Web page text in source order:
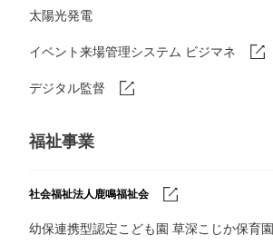
太陽光発電
イベント来場管理システム ビジマネ
デジタル監督
福祉事業
社会福祉法人鹿鳴福祉会
幼保連携型認定こども園 草深こじか保育園